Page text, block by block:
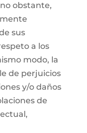
obstante,
sus
a los
modo, la
de perjuicios
y/o daños
de